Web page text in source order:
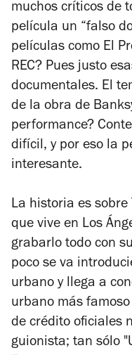
muchos críticos de
película un “falso
películas como El
REC? Pues justo
documentales. El
de la obra de
performance?
difícil, y por eso la
interesante.
La historia es
que vive en Los
grabarlo todo con
poco se va
urbano y llega a
urbano más
de crédito oficiales
guionista; tan sólo